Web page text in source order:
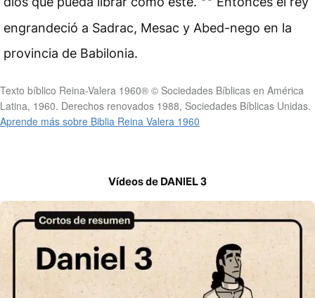
engrandeció a Sadrac, Mesac y Abed-nego en la
provincia de Babilonia.
Texto bíblico Reina-Valera 1960® © Sociedades Bíblicas en América
Latina, 1960. Derechos renovados 1988, Sociedades Bíblicas Unidas.
Aprende más sobre Biblia Reina Valera 1960
Vídeos de DANIEL 3